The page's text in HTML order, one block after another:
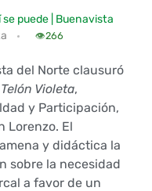
se puede | Buenavista
👁️266
del Norte clausuró
Violeta,
y Participación,
Lorenzo. El
y didáctica la
sobre la necesidad
a favor de un